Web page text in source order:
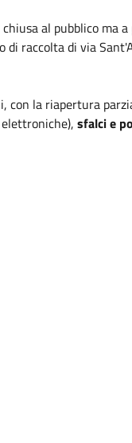
al pubblico ma a
di raccolta di via
la riapertura
sfalci e